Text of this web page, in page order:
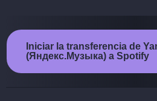
Iniciar la transferencia de
(Яндекс.Музыка) a Spotify